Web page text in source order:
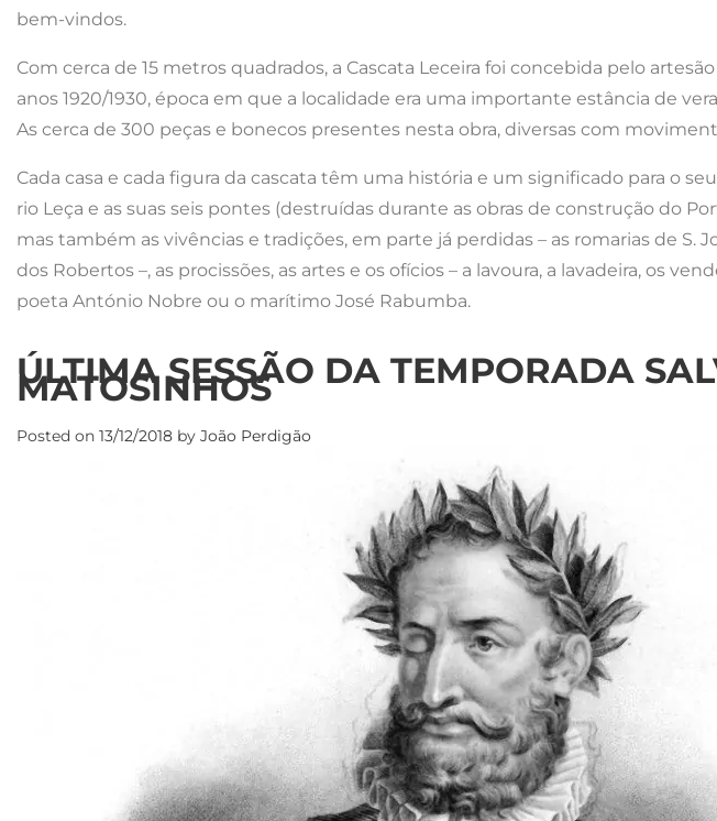
bem-vindos.
Com cerca de 15 metros quadrados, a Cascata Leceira foi concebida pelo
anos 1920/1930, época em que a localidade era uma importante estância de
As cerca de 300 peças e bonecos presentes nesta obra, diversas com
Cada casa e cada figura da cascata têm uma história e um significado para o
rio Leça e as suas seis pontes (destruídas durante as obras de construção do
mas também as vivências e tradições, em parte já perdidas – as romarias de S.
dos Robertos –, as procissões, as artes e os ofícios – a lavoura, a lavadeira, os
poeta António Nobre ou o marítimo José Rabumba.
ÚLTIMA SESSÃO DA TEMPORADA
MATOSINHOS
Posted on 13/12/2018 by João Perdigão